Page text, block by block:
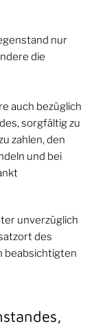
nur
die
auch bezüglich
sorgfältig zu
zahlen, den
und bei
unverzüglich
des
beabsichtigten